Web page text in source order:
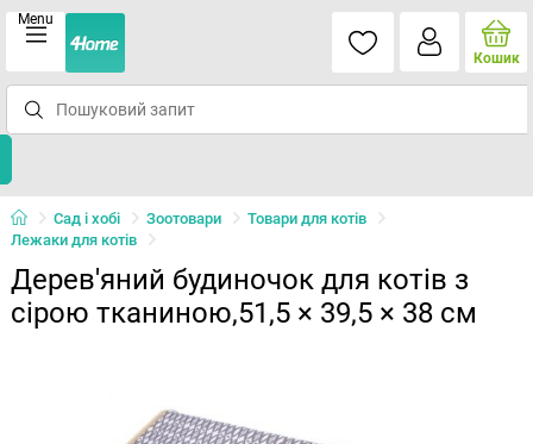
Menu
Кошик
Сад і хобі Зоотовари
Товари для котів
Лежаки для котів
Дерев'яний будиночок для котів з
сірою тканиною,51,5 × 39,5 × 38 см